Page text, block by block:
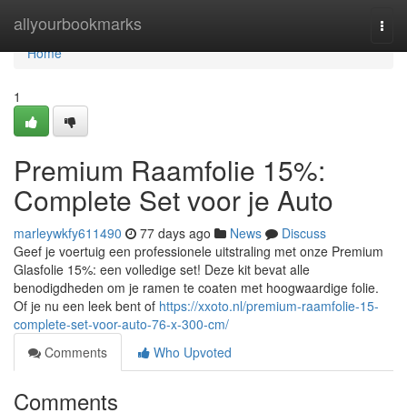
allyourbookmarks
Home
Home
1
Premium Raamfolie 15%:
Complete Set voor je Auto
marleywkfy611490 77 days ago News
Discuss
Geef je voertuig een professionele uitstraling met onze Premium
Glasfolie 15%: een volledige set! Deze kit bevat alle
benodigdheden om je ramen te coaten met hoogwaardige folie.
Of je nu een leek bent of https://xxoto.nl/premium-raamfolie-15-
complete-set-voor-auto-76-x-300-cm/
Comments
Who Upvoted
Comments